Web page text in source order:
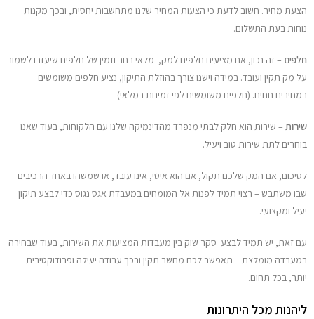
הצעת מחיר. חשוב לדעת כי הצעות המחיר שלנו מתחשבות יחסית, ובכך מקנות
נוחות בעת התשלום.
חלפים – זה נכון, אנו מציעים חלפים למק, מלאי רחב וזמין של חלפים שיעזרו לשמור
על מק תקין ועובד. במידה וישנו צורך בהוזלת התיקון, נציע חלפים משומשים
במחירים נוחים. (חלפים משומשים לפי זמינות במלאי)
שירות – שירות הוא חלק לבתי מנפרד מהדינמיקה שלנו עם הלקוחות, בעוד שאנו
בוחרים לתת שירות טוב ויעיל.
לסיכום, אם המק שלכם תקול, אם הוא איטי, אינו עובד, או שמשהו באחד הרכיבים
שבו משתבש – רצוי תמיד לפנות אל המומחים במעבדת אגס נגוס כדי לבצע תיקון
יעיל ומקצועי.
עם זאת, יש תמיד לבצע סקר שוק בין מעבדות המציעות את השירות, בעוד שבחירה
במעבדה מומלצת – תאפשר לכם מחשב תקין ובכך עבודה יעילה ופרודוקטיבית
יותר, בכל תחום.
ליהנות מכל היתרונות